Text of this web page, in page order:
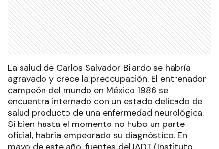
La salud de Carlos Salvador Bilardo se habría
agravado y crece la preocupación. El entrenador
campeón del mundo en México 1986 se
encuentra internado con un estado delicado de
salud producto de una enfermedad neurológica.
Si bien hasta el momento no hubo un parte
oficial, habría empeorado su diagnóstico. En
mayo de este año, fuentes del IADT (Instituto